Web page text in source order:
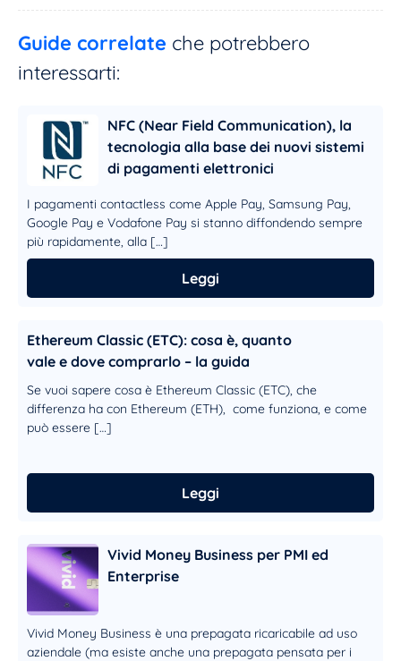
Guide correlate che potrebbero
interessarti:
NFC (Near Field Communication), la
tecnologia alla base dei nuovi sistemi
di pagamenti elettronici
I pagamenti contactless come Apple Pay, Samsung Pay,
Google Pay e Vodafone Pay si stanno diffondendo sempre
più rapidamente, alla […]
Leggi
Ethereum Classic (ETC): cosa è, quanto
vale e dove comprarlo – la guida
Se vuoi sapere cosa è Ethereum Classic (ETC), che
differenza ha con Ethereum (ETH), come funziona, e come
può essere […]
Leggi
Vivid Money Business per PMI ed
Enterprise
Vivid Money Business è una prepagata ricaricabile ad uso
aziendale (ma esiste anche una prepagata pensata per i